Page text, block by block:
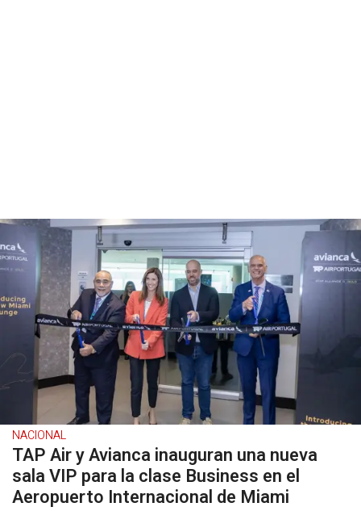
NACIONAL
TAP Air y Avianca inauguran una nueva
sala VIP para la clase Business en el
Aeropuerto Internacional de Miami